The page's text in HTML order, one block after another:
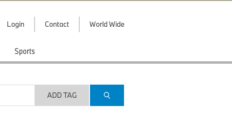
Login Contact World Wide
Sports
ADD TAG